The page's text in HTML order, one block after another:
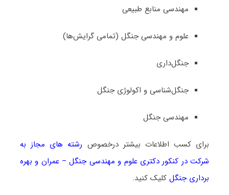
مهندسی منابع طبیعی
علوم و مهندسی جنگل (تمامی گرایش‌ها)
جنگل‌داری
جنگل‌شناسی و اکولوژی جنگل
مهندسی جنگل
برای کسب اطلاعات بیشتر درخصوص رشته های مجاز به
شرکت در کنکور دکتری علوم و مهندسی ﺟﻨﮕﻞ – ﻋﻤﺮان و ﺑﻬﺮه
ﺑﺮداری ﺟﻨﮕﻞکلیک کنید.